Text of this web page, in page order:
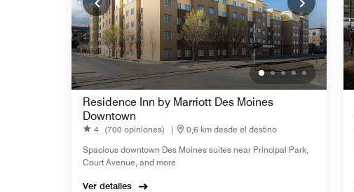
Residence Inn by Marriott Des Moines
Downtown
4 (700 opiniones) |
0,6 km desde el destino
Spacious downtown Des Moines suites near Principal Park,
Court Avenue, and more
Ver detalles